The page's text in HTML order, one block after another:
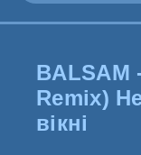
BALSAM
Remix)
вікні